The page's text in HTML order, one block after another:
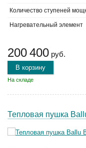
Количество ступеней
Нагревательный элемент
200 400 руб.
В корзину
На складе
Тепловая пушка